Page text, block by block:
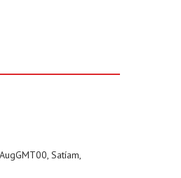
Satíam,